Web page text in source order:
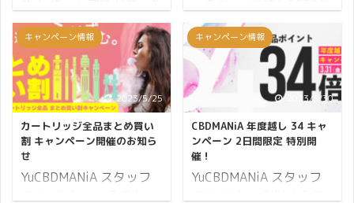
Shea BrandのCBDパッチ
を使用してみました！ パ
ソコン作業や日々のだる
さが蓄積してきたので、
こういうタイミングで
CBDパッチを使ったらど
うなるのか？ この記事を
通してお伝えしていきた
いと思います。 結論から
も4月を迎えて春の陽気
が感じられるようになっ
てきました。 学校では新
学期が始まり、会社には
新社会人が入社し、新た
な出会いが多くなるこの
季節。 環境が大きく変わ
る人も僕のように普段と
変わらぬ生活を送ってい
キャンペーン情報
2023/5/25
カートリッジ全品まとめ買い
割 キャンペーン開催のお知ら
せ
YuCBDMANiA スタッフ
キャンペーン情報
2023/3/30
CBDMANiA 年度越し 34 キャ
ンペーン 2日間限定 特別開
催！
YuCBDMANiA スタッフ